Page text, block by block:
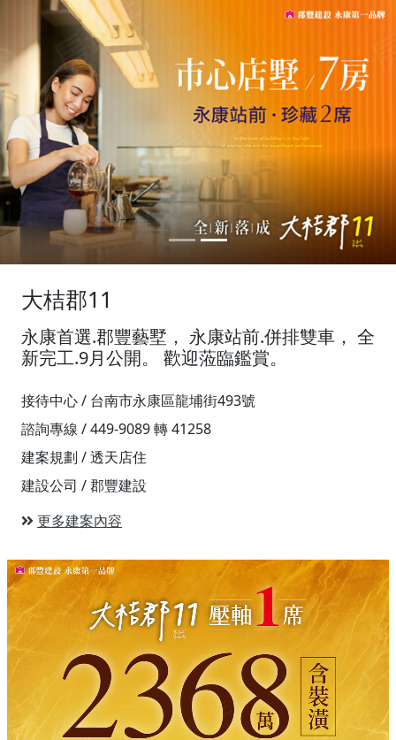
大桔郡11
永康首選.郡豐藝墅， 永康站前.併排雙車， 全
新完工.9月公開。 歡迎蒞臨鑑賞。
接待中心 / 台南市永康區龍埔街493號
諮詢專線 / 449-9089 轉 41258
建案規劃 / 透天店住
建設公司 / 郡豐建設
更多建案內容